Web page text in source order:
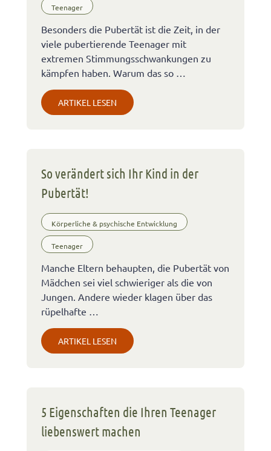
Teenager
Besonders die Pubertät ist die Zeit, in der
viele pubertierende Teenager mit
extremen Stimmungsschwankungen zu
kämpfen haben. Warum das so …
ARTIKEL LESEN
So verändert sich Ihr Kind in der
Pubertät!
Körperliche & psychische Entwicklung
Teenager
Manche Eltern behaupten, die Pubertät von
Mädchen sei viel schwieriger als die von
Jungen. Andere wieder klagen über das
rüpelhafte …
ARTIKEL LESEN
5 Eigenschaften die Ihren Teenager
liebenswert machen